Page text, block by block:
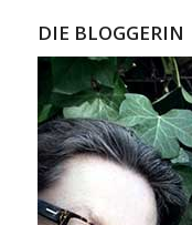
DIE BLOGGERIN